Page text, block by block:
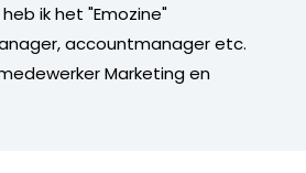
ik het "Emozine"
accountmanager etc.
Marketing en